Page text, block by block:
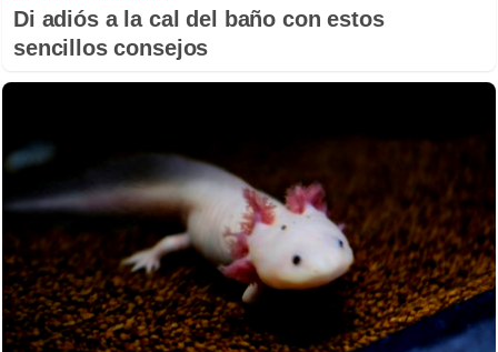
Di adiós a la cal del baño con estos
sencillos consejos